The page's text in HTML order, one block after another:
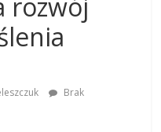
rozwój
Brak